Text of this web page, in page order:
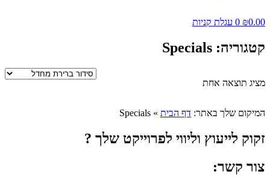
₪0.00
0 עגלת קניות
קטגוריה: Specials
מציג תוצאה אחת
המיקום שלך באתר: דף הבית »
Specials
זקוק לייעוץ וליווי לפרוייקט שלך ?
צור קשר: